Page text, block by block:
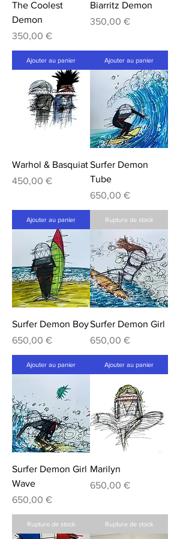
The Coolest
Demon
Prix
350,00 €
Ajouter au panier
Biarritz Demon
Prix
350,00 €
Ajouter au panier
Warhol & Basquiat
Prix
450,00 €
Ajouter au panier
Surfer Demon
Tube
Prix
650,00 €
Rupture de stock
Surfer Demon Boy
Prix
650,00 €
Ajouter au panier
Surfer Demon Girl
Prix
650,00 €
Ajouter au panier
Surfer Demon Girl
Wave
Prix
650,00 €
Rupture de stock
Marilyn
Prix
650,00 €
Rupture de stock